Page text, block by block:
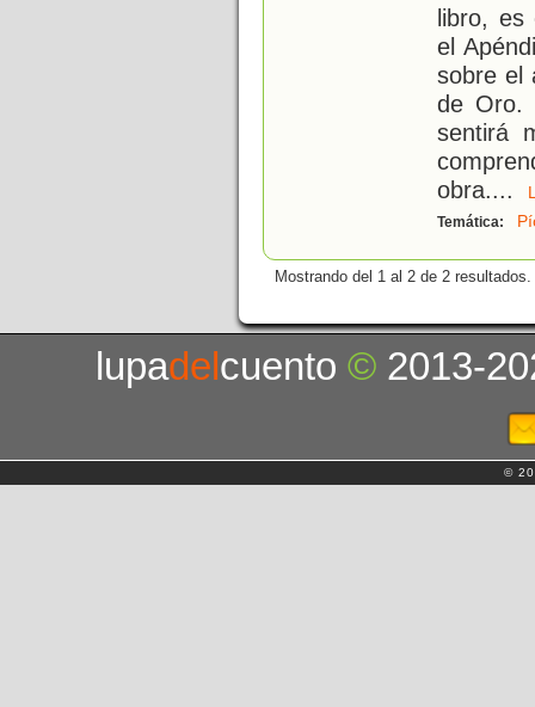
libro, es
el
sobre el
de Oro.
sentirá
obra....
Temática:
Mostrando del 1 al 2 de 2 resultados.
lupadelcuento© 2013-
©